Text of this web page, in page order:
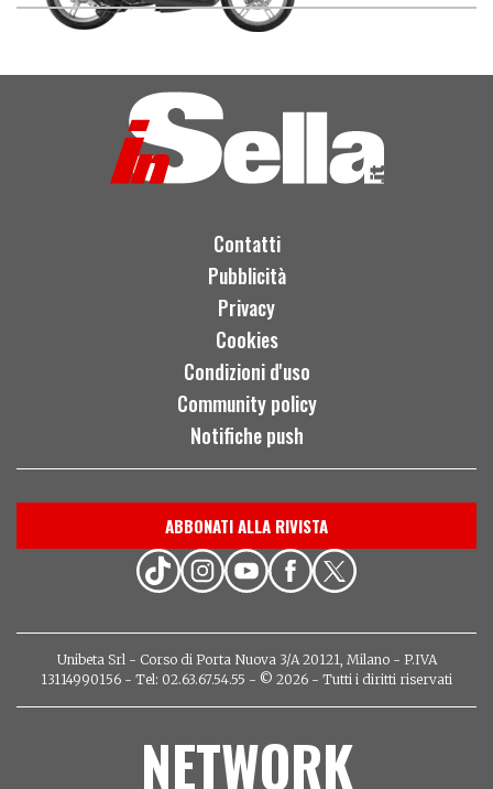
Contatti
Pubblicità
Privacy
Cookies
Condizioni d'uso
Community policy
Notifiche push
ABBONATI ALLA RIVISTA
Unibeta Srl - Corso di Porta Nuova 3/A 20121, Milano - P.IVA
13114990156 - Tel: 02.63.67.54.55 - © 2026 - Tutti i diritti riservati
NETWORK